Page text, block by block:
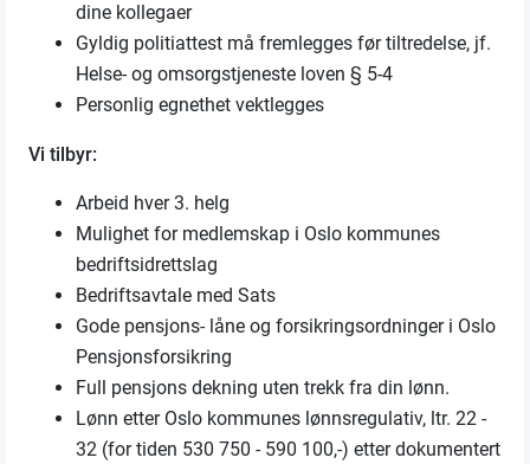
dine kollegaer
Gyldig politiattest må fremlegges før tiltredelse, jf.
Helse- og omsorgstjeneste loven § 5-4
Personlig egnethet vektlegges
Vi tilbyr:
Arbeid hver 3. helg
Mulighet for medlemskap i Oslo kommunes
bedriftsidrettslag
Bedriftsavtale med Sats
Gode pensjons- låne og forsikringsordninger i Oslo
Pensjonsforsikring
Full pensjons dekning uten trekk fra din lønn.
Lønn etter Oslo kommunes lønnsregulativ, ltr. 22 -
32 (for tiden 530 750 - 590 100,-) etter dokumentert